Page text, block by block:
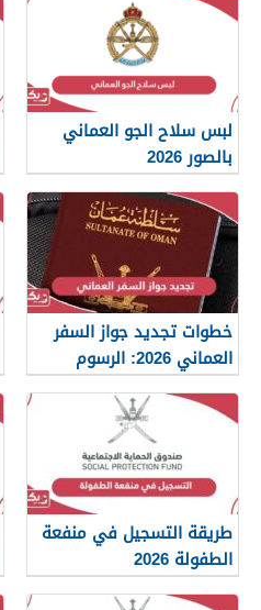
لبس سلاح الجو العماني
بالصور 2026
خطوات تجديد جواز السفر
العماني 2026: الرسوم
والمستندات المطلوبة
طريقة التسجيل في منفعة
الطفولة 2026